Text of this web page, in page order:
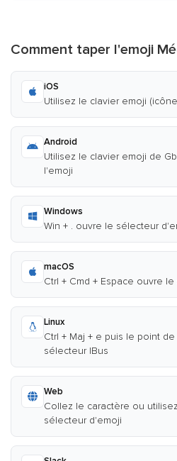
Comment taper l'emoji
iOS
Utilisez le clavier emoji
Android
Utilisez le clavier emoji de
l'emoji
Windows
Win + . ouvre le sélecteur
macOS
Ctrl + Cmd + Espace ouvre
Linux
Ctrl + Maj + e puis le point
sélecteur IBus
Web
Collez le caractère ou
sélecteur d'emoji